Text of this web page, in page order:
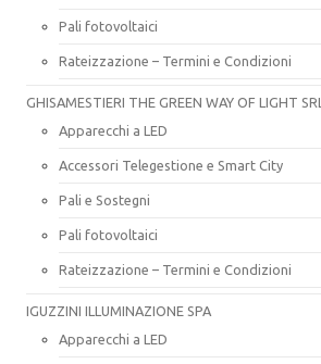
Pali fotovoltaici
Rateizzazione – Termini e Condizioni
GHISAMESTIERI THE GREEN WAY OF LIGHT SRL
Apparecchi a LED
Accessori Telegestione e Smart City
Pali e Sostegni
Pali fotovoltaici
Rateizzazione – Termini e Condizioni
IGUZZINI ILLUMINAZIONE SPA
Apparecchi a LED